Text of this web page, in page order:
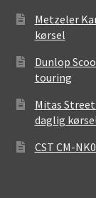
Metzeler
kørsel
Dunlop
touring
Mitas
daglig
CST CM-